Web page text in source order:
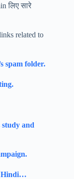
लिए सारे
related to
spam folder.
and
Hindi…